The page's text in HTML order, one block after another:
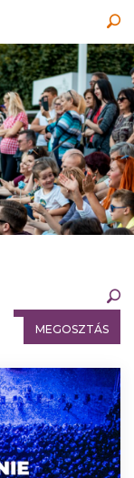
MEGOSZTÁS